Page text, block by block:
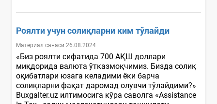
Роялти учун солиқларни ким тўлайди
Материал санаси 26.08.2024
«Биз роялти сифатида 700 АҚШ доллари
миқдорида валюта ўтказмоқчимиз. Бизда солиқ
оқибатлари юзага келадими ёки барча
солиқларни фақат даромад олувчи тўлайдими?»
Вuxgalter.uz илтимосига кўра саволга «Assistance